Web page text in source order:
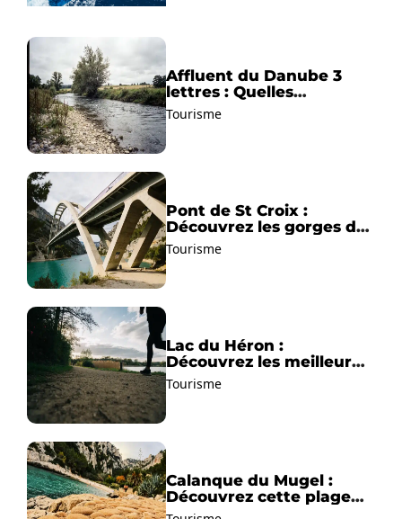
Affluent du Danube 3
lettres : Quelles
solutions trouver ?
Tourisme
Pont de St Croix :
Découvrez les gorges du
Verdon !
Tourisme
Lac du Héron :
Découvrez les meilleurs
sentiers de randonnée !
Tourisme
Calanque du Mugel :
Découvrez cette plage
paradisiaque à La Ciotat